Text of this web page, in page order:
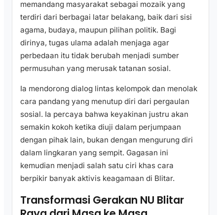
memandang masyarakat sebagai mozaik yang
terdiri dari berbagai latar belakang, baik dari sisi
agama, budaya, maupun pilihan politik. Bagi
dirinya, tugas ulama adalah menjaga agar
perbedaan itu tidak berubah menjadi sumber
permusuhan yang merusak tatanan sosial.
Ia mendorong dialog lintas kelompok dan menolak
cara pandang yang menutup diri dari pergaulan
sosial. Ia percaya bahwa keyakinan justru akan
semakin kokoh ketika diuji dalam perjumpaan
dengan pihak lain, bukan dengan mengurung diri
dalam lingkaran yang sempit. Gagasan ini
kemudian menjadi salah satu ciri khas cara
berpikir banyak aktivis keagamaan di Blitar.
Transformasi Gerakan NU Blitar